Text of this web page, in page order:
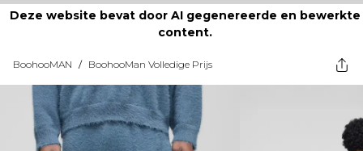
Deze website bevat door AI gegenereerde en bewerkte
content.
BoohooMAN / BoohooMan Volledige Prijs